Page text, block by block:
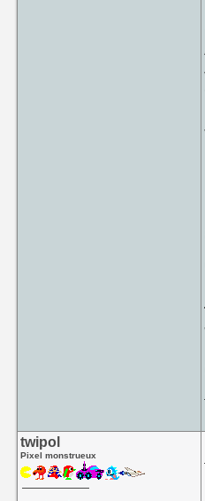
twipol
Pixel monstrueux